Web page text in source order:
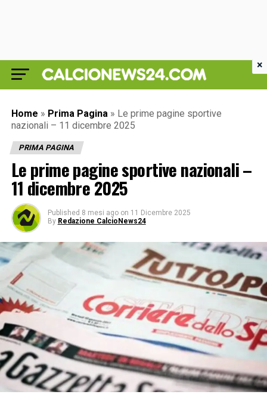
Home » Prima Pagina » Le prime pagine sportive
nazionali – 11 dicembre 2025
PRIMA PAGINA
Le prime pagine sportive nazionali –
11 dicembre 2025
Published 8 mesi ago on 11 Dicembre 2025
By Redazione CalcioNews24
×